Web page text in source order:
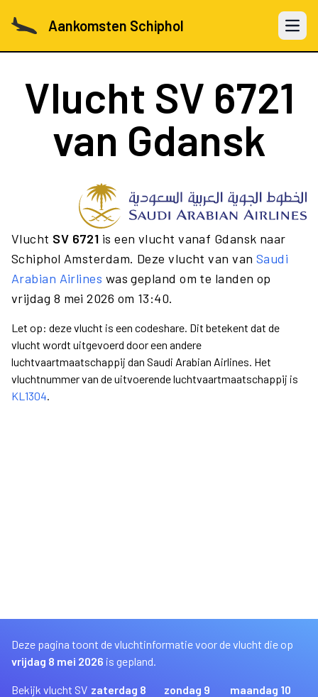
Aankomsten Schiphol Open
Vlucht SV 6721
van Gdansk
Vlucht SV 6721 is een vlucht vanaf Gdansk naar
Schiphol Amsterdam. Deze vlucht van vanSaudi
Arabian Airlines was gepland om te landen op
vrijdag 8 mei 2026 om 13:40.
Let op: deze vlucht is een codeshare. Dit betekent dat de
vlucht wordt uitgevoerd door een andere
luchtvaartmaatschappij dan Saudi Arabian Airlines. Het
vluchtnummer van de uitvoerende luchtvaartmaatschappij is
KL1304.
Deze pagina toont de vluchtinformatie voor de vlucht die op
vrijdag 8 mei 2026 is gepland.
Bekijk vlucht SV zaterdag 8
zondag 9
maandag 10